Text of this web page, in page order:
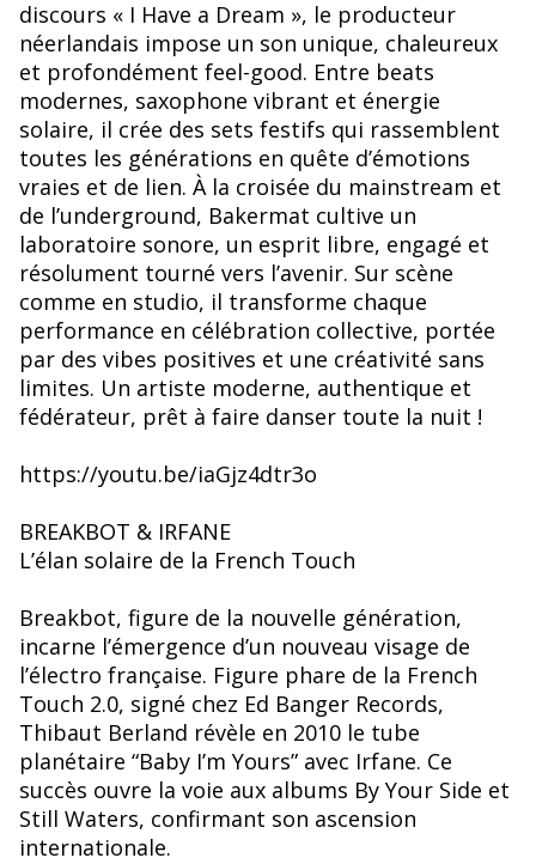
discours « I Have a Dream », le producteur
néerlandais impose un son unique, chaleureux
et profondément feel-good. Entre beats
modernes, saxophone vibrant et énergie
solaire, il crée des sets festifs qui rassemblent
toutes les générations en quête d’émotions
vraies et de lien. À la croisée du mainstream et
de l’underground, Bakermat cultive un
laboratoire sonore, un esprit libre, engagé et
résolument tourné vers l’avenir. Sur scène
comme en studio, il transforme chaque
performance en célébration collective, portée
par des vibes positives et une créativité sans
limites. Un artiste moderne, authentique et
fédérateur, prêt à faire danser toute la nuit !
https://youtu.be/iaGjz4dtr3o
BREAKBOT & IRFANE
L’élan solaire de la French Touch
Breakbot, figure de la nouvelle génération,
incarne l’émergence d’un nouveau visage de
l’électro française. Figure phare de la French
Touch 2.0, signé chez Ed Banger Records,
Thibaut Berland révèle en 2010 le tube
planétaire “Baby I’m Yours” avec Irfane. Ce
succès ouvre la voie aux albums By Your Side et
Still Waters, confirmant son ascension
internationale.